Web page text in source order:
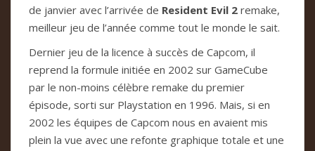
de janvier avec l’arrivée de Resident Evil 2 remake,
meilleur jeu de l’année comme tout le monde le sait.
Dernier jeu de la licence à succès de Capcom, il
reprend la formule initiée en 2002 sur GameCube
par le non-moins célèbre remake du premier
épisode, sorti sur Playstation en 1996. Mais, si en
2002 les équipes de Capcom nous en avaient mis
plein la vue avec une refonte graphique totale et une